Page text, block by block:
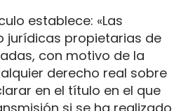
establece: «Las
jurídicas propietarias de
con motivo de la
derecho real sobre
en el título en el que